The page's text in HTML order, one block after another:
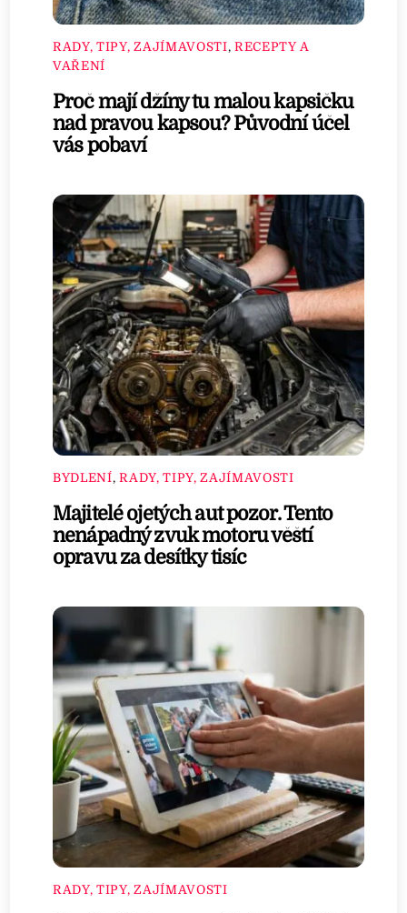
RADY, TIPY, ZAJÍMAVOSTI, RECEPTY A
VAŘENÍ
Proč mají džíny tu malou kapsičku
nad pravou kapsou? Původní účel
vás pobaví
BYDLENÍ,RADY, TIPY, ZAJÍMAVOSTI
Majitelé ojetých aut pozor. Tento
nenápadný zvuk motoru věští
opravu za desítky tisíc
RADY, TIPY, ZAJÍMAVOSTI